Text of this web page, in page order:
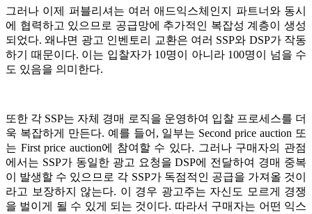
그러나 이제 퍼블리셔는 여러 애드익스체인지 파트너와 동시
에 협력하고 있으므로 공급망에 추가적인 복잡성 계층이 생성
되었다. 왜냐면 광고 인벤토리 교환은 여러 SSP와 DSP가 작동
하기 때문이다. 이는 입찰자가 10명이 아니라 100명이 넘을 수
도 있음을 의미한다.
또한 각 SSP는 자체 경매 로직을 운영하여 입찰 프로세스를 더
욱 복잡하게 만든다. 예를 들어, 일부는 Second price auction 또
는 First price auction에 참여할 수 있다. 그러나 구매자의 관점
에서는 SSP가 동일한 광고 요청을 DSP에 전달하여 경매 중복
이 발생할 수 있으므로 각 SSP가 독점적인 공급을 가져올 것이
라고 보장하지 않는다. 이 경우 광고주는 자신도 모르게 경쟁
을 벌이게 될 수 있게 되는 것이다. 따라서 구매자는 어떤 익스